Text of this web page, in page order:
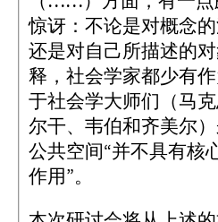
惊讶：不论是对概念的
还是对自己所描述的
释，社会学家都少有
于社会学大师们（马
尔干、韦伯和齐美尔）
公共空间“并不具有核
作用”。